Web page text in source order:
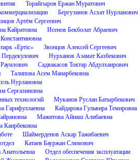
Торайгыров Ержан Муратович
Бергузинов Асхат Нурланович
Артём Сергеевич
Кайратовна
Исенов Бекболат Абраевич
«Ертіс»
Звонцов Алексей Сергеевич
Нурханов Азамат Казбекович
Садвакасов Токтар Абдулхаирович
Талипова Асем Манарбековна
Нурлановна
Сергазиновна
технологий
Муканов Руслан Батырбекович
Гарифуллаевна
Кайдарова Гульвира Темировна
Мажитова Айнаш Алибаевна
Каирбековна
Шаймерденов Аскар Тажибаевич
Катаев Бауржан Слямович
Отдел обеспечения эксплуатации